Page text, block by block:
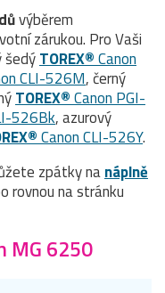
výběrem
zárukou. Pro Vaši
šedýTOREX®Canon
CLI-526M, černý
TOREX®Canon PGI-
526Bk, azurový
Canon CLI-526Y.
zpátky nanáplně
rovnou na stránku
MG 6250